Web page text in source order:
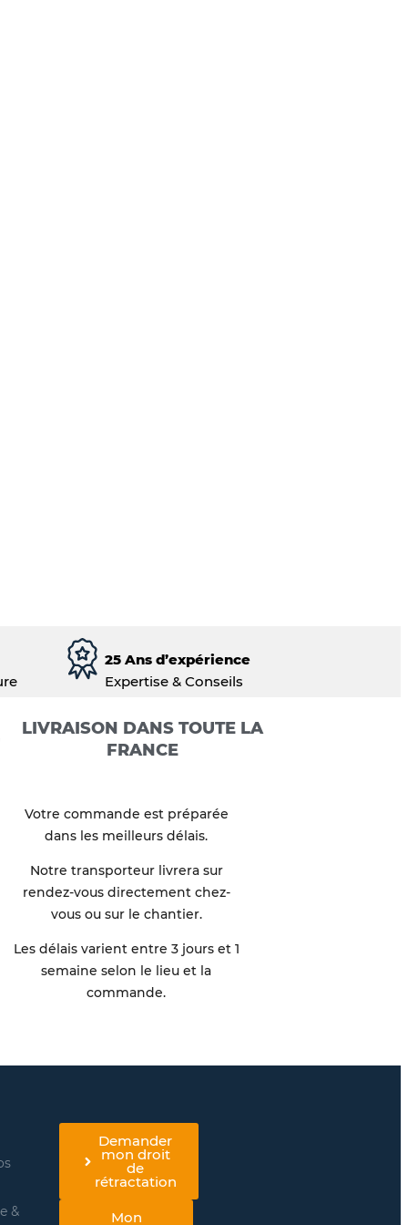
25 Ans d’expérience
Expertise & Conseils
LIVRAISON DANS TOUTE LA
FRANCE
Votre commande est préparée
dans les meilleurs délais.
Notre transporteur livrera sur
rendez-vous directement chez-
vous ou sur le chantier.
Les délais varient entre 3 jours et 1
semaine selon le lieu et la
commande.
&
Demander
mon droit
de
rétractation
Mon